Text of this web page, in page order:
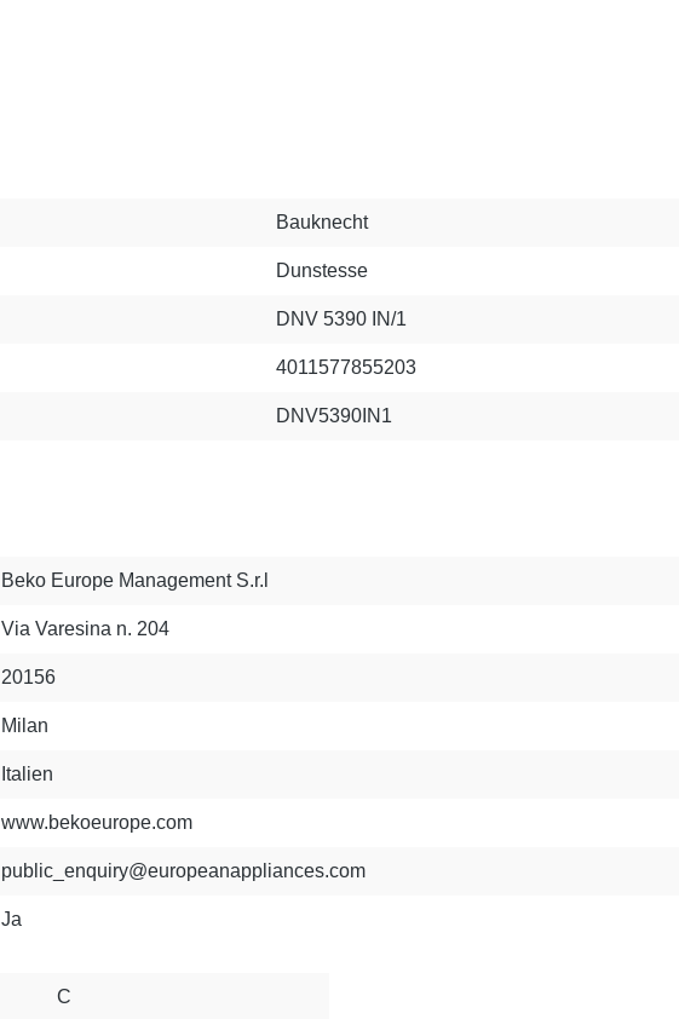
Bauknecht
Dunstesse
DNV 5390 IN/1
4011577855203
DNV5390IN1
Beko Europe Management S.r.l
Via Varesina n. 204
20156
Milan
Italien
www.bekoeurope.com
public_enquiry@europeanappliances.com
Ja
C